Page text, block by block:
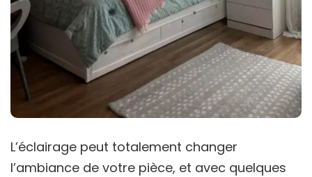
L’éclairage peut totalement changer
l’ambiance de votre pièce, et avec quelques